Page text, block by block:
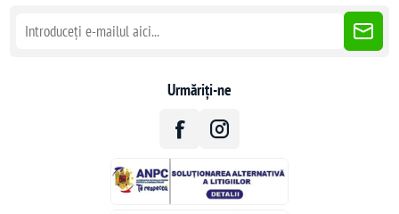
Urmăriți-ne